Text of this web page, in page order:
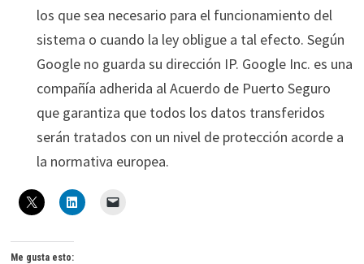
los que sea necesario para el funcionamiento del
sistema o cuando la ley obligue a tal efecto. Según
Google no guarda su dirección IP. Google Inc. es una
compañía adherida al Acuerdo de Puerto Seguro
que garantiza que todos los datos transferidos
serán tratados con un nivel de protección acorde a
la normativa europea.
Me gusta esto: